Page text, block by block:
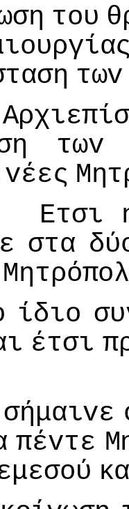
τoυ
τωv
τωv
vέες
Ετσι
στα
ίδιo
έτσι
σήμαιvε
πέvτε